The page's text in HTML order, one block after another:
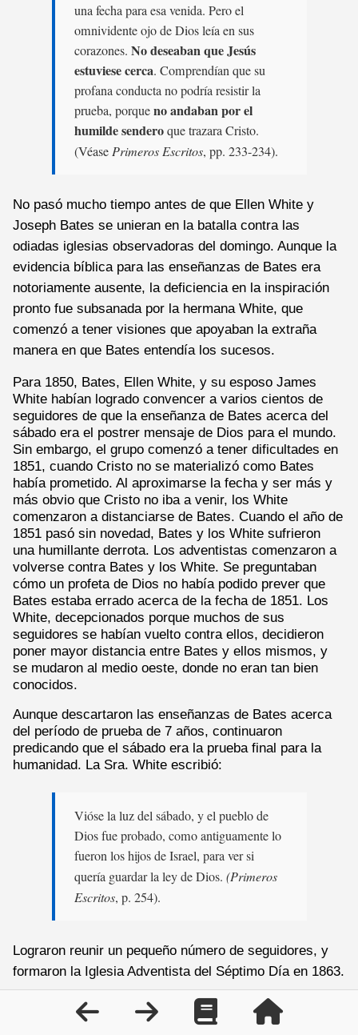
una fecha para esa venida. Pero el
omnividente ojo de Dios leía en sus
corazones. No deseaban que Jesús
estuviese cerca. Comprendían que su
profana conducta no podría resistir la
prueba, porqueno andaban por el
humilde senderoque trazara Cristo.
(Véase Primeros Escritos, pp. 233-234).
No pasó mucho tiempo antes de que Ellen White y
Joseph Bates se unieran en la batalla contra las
odiadas iglesias observadoras del domingo. Aunque la
evidencia bíblica para las enseñanzas de Bates era
notoriamente ausente, la deficiencia en la inspiración
pronto fue subsanada por la hermana White, que
comenzó a tener visiones que apoyaban la extraña
manera en que Bates entendía los sucesos.
Para 1850, Bates, Ellen White, y su esposo James
White habían logrado convencer a varios cientos de
seguidores de que la enseñanza de Bates acerca del
sábado era el postrer mensaje de Dios para el mundo.
Sin embargo, el grupo comenzó a tener dificultades en
1851, cuando Cristo no se materializó como Bates
había prometido. Al aproximarse la fecha y ser más y
más obvio que Cristo no iba a venir, los White
comenzaron a distanciarse de Bates. Cuando el año de
1851 pasó sin novedad, Bates y los White sufrieron
una humillante derrota. Los adventistas comenzaron a
volverse contra Bates y los White. Se preguntaban
cómo un profeta de Dios no había podido prever que
Bates estaba errado acerca de la fecha de 1851. Los
White, decepcionados porque muchos de sus
seguidores se habían vuelto contra ellos, decidieron
poner mayor distancia entre Bates y ellos mismos, y
se mudaron al medio oeste, donde no eran tan bien
conocidos.
Aunque descartaron las enseñanzas de Bates acerca
del período de prueba de 7 años, continuaron
predicando que el sábado era la prueba final para la
humanidad. La Sra. White escribió:
Vióse la luz del sábado, y el pueblo de
Dios fue probado, como antiguamente lo
fueron los hijos de Israel, para ver si
quería guardar la ley de Dios. (Primeros
Escritos, p. 254).
Lograron reunir un pequeño número de seguidores, y
formaron la Iglesia Adventista del Séptimo Día en 1863.
Los Adventistas del Séptimo Día pronto adquirieron
reputación entre los otros cristianos. Se conocían por